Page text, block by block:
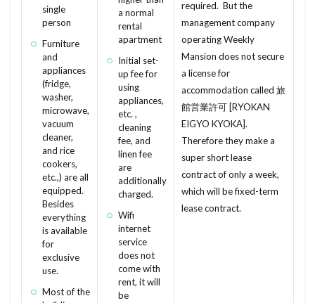
hakidashi mado
haigusha koujo
habaki
gyousha
gyousan gyosan
guesthouse
gomi glossaries
ganrikintouhensai
gensen chousyu hyou
genkyouyushi
genkan
genka
genjou kaifuku gimu
genjou kaifuku
GENJO KAIFUKU GIMU
genjo
gasukyutouki
garai
pendent lump
こうぞう
うぃーくりーまんしょん
えいぎょう
うりたてじゅうたく
うちのり
うちきん
うぃーくり
えこきゅうと
いんかんしょうめい
single
person
Furniture
and
appliances
(fridge,
washer,
microwave,
vacuum
cleaner,
and rice
cookers,
etc.,) are all
equipped.
Besides
everything
is available
for
exclusive
use.
Most of the
a normal
rental
apartment
Initial set-
up fee for
using
appliances,
etc. ,
cleaning
fee, and
linen fee
are
additionally
charged.
Wifi
internet
service
does not
come with
rent, it will
be
required. But the
management company
operating Weekly
Mansion does not secure
a license for
accommodation called 旅
館営業許可 [RYOKAN
EIGYO KYOKA].
Therefore they make a
super short lease
contract of only a week,
which will be fixed-term
lease contract.
ゆかめんせき
ぼうすいぱん
まちやいっとう
みずまわり
みかげいし
まんすりーまんしょん
まんしょんぎゃらりー
まんしょん
まんがきっさ
まんが まどりず
まちや
みなしどうろ
まち
ますたーりーす
まじで まぐち
まくど
まえやちん
まえばらいやちん
まいど
ぼうはんがらす
ぼうはんかめら
みとめいん
みなし道路
ゆかだんぼう
もくぞうじくぐみこうほう
ゆかしたしゅうのう
ゆうどうとう
やふーもばいる
もよりえき
ものおき
もでるるーむ
もでるはうす
みんか
めーたーぼっくす